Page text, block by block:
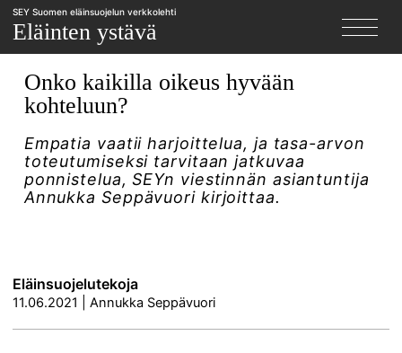
SEY Suomen eläinsuojelun verkkolehti
Eläinten ystävä
Onko kaikilla oikeus hyvään
kohteluun?
Empatia vaatii harjoittelua, ja tasa-arvon
toteutumiseksi tarvitaan jatkuvaa
ponnistelua, SEYn viestinnän asiantuntija
Annukka Seppävuori kirjoittaa.
Eläinsuojelutekoja
11.06.2021 Annukka Seppävuori